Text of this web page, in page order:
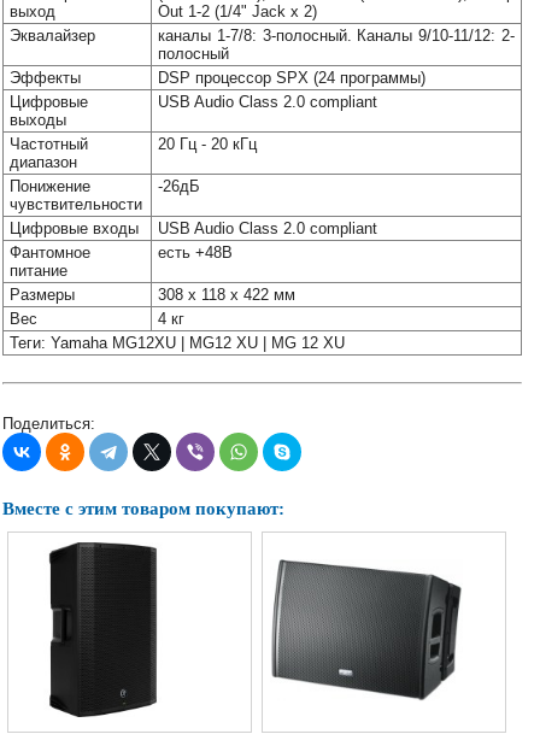
в
соцсетях:
выход
Out 1-2 (1/4" Jack x 2)
Эквалайзер
каналы 1-7/8: 3-полосный. Каналы 9/10-11/12: 2-
полосный
Эффекты
DSP процессор SPX (24 программы)
Цифровые
выходы
USB Audio Class 2.0 compliant
Частотный
диапазон
20 Гц - 20 кГц
Понижение
чувствительности
-26дБ
Цифровые входы
USB Audio Class 2.0 compliant
Фантомное
питание
есть +48В
Размеры
308 x 118 x 422 мм
Вес
4 кг
Теги: Yamaha MG12XU | MG12 XU | MG 12 XU
Поделиться:
Вместе с этим товаром покупают: